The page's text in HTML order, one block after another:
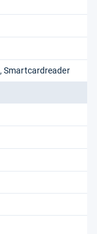
Smartcardreader